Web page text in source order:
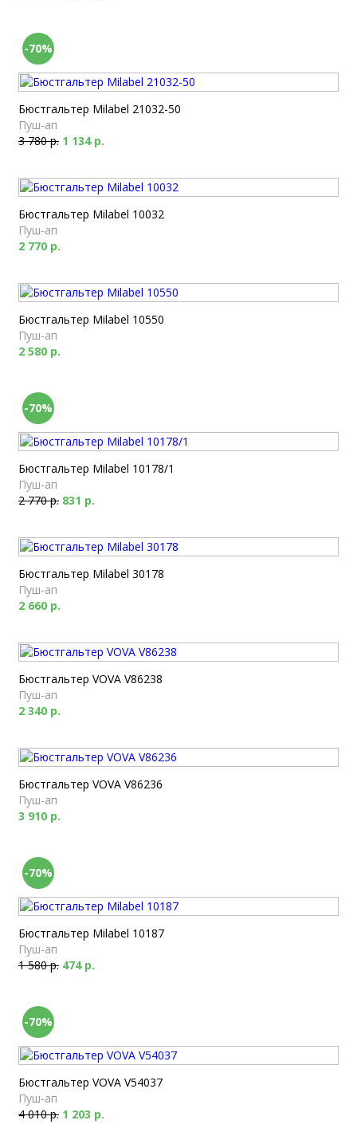
-70%
Бюстгальтер Milabel 21032-50
Пуш-ап
3 780 р. 1 134 р.
Бюстгальтер Milabel 10032
Пуш-ап
2 770 р.
Бюстгальтер Milabel 10550
Пуш-ап
2 580 р.
-70%
Бюстгальтер Milabel 10178/1
Пуш-ап
2 770 р. 831 р.
Бюстгальтер Milabel 30178
Пуш-ап
2 660 р.
Бюстгальтер VOVA V86238
Пуш-ап
2 340 р.
Бюстгальтер VOVA V86236
Пуш-ап
3 910 р.
-70%
Бюстгальтер Milabel 10187
Пуш-ап
1 580 р. 474 р.
-70%
Бюстгальтер VOVA V54037
Пуш-ап
4 010 р. 1 203 р.